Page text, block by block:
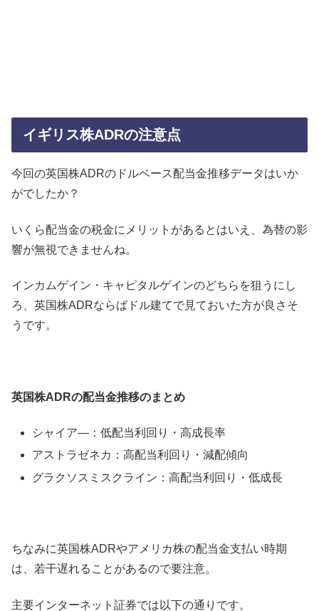
イギリス株ADRの注意点
今回の英国株ADRのドルベース配当金推移データはいか
がでしたか？
いくら配当金の税金にメリットがあるとはいえ、為替の影
響が無視できませんね。
インカムゲイン・キャピタルゲインのどちらを狙うにし
ろ、英国株ADRならばドル建てで見ておいた方が良さそ
うです。
英国株ADRの配当金推移のまとめ
シャイア―：低配当利回り・高成長率
アストラゼネカ：高配当利回り・減配傾向
グラクソスミスクライン：高配当利回り・低成長
ちなみに英国株ADRやアメリカ株の配当金支払い時期
は、若干遅れることがあるので要注意。
主要インターネット証券では以下の通りです。